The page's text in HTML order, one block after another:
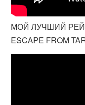
МОЙ ЛУЧШИЙ
ESCAPE FROM